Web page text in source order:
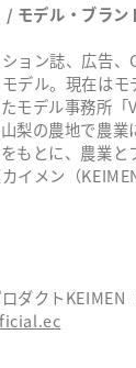
モデル・ブラン
ョン誌、広告、
デル。現在はモ
モデル事務所「
梨の農地で農業
もとに、農業と
イメン（
ダクトKEIMEN